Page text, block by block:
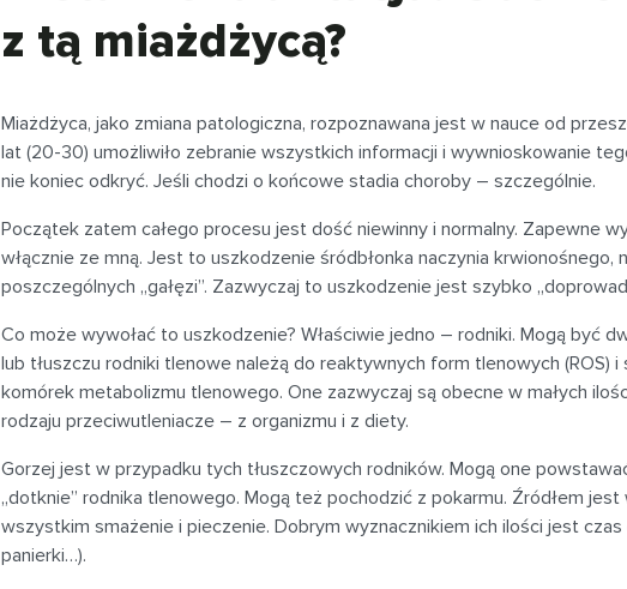
z tą miażdżycą?
Miażdżyca, jako zmiana patologiczna, rozpoznawana jest w nauce od
lat (20-30) umożliwiło zebranie wszystkich informacji i wywnioskowanie
nie koniec odkryć. Jeśli chodzi o końcowe stadia choroby – szczególnie.
Początek zatem całego procesu jest dość niewinny i normalny. Zapewne
włącznie ze mną. Jest to uszkodzenie śródbłonka naczynia krwionośnego,
poszczególnych „gałęzi”. Zazwyczaj to uszkodzenie jest szybko
Co może wywołać to uszkodzenie? Właściwie jedno – rodniki. Mogą być
lub tłuszczu rodniki tlenowe należą do reaktywnych form tlenowych (ROS)
komórek metabolizmu tlenowego. One zazwyczaj są obecne w małych
rodzaju przeciwutleniacze – z organizmu i z diety.
Gorzej jest w przypadku tych tłuszczowych rodników. Mogą one
„dotknie” rodnika tlenowego. Mogą też pochodzić z pokarmu. Źródłem
wszystkim smażenie i pieczenie. Dobrym wyznacznikiem ich ilości jest czas
panierki…).